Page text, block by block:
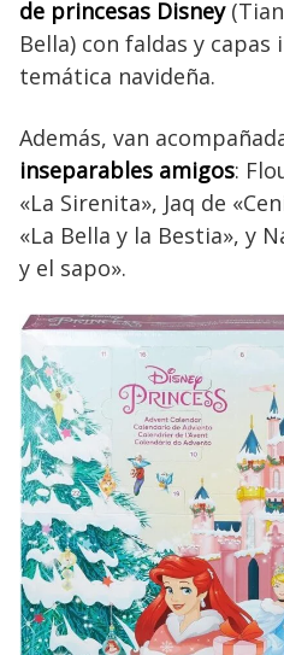
de princesas Disney
Bella) con faldas y
temática navideña.
Además, van
inseparables amigos:
«La Sirenita», Jaq de
«La Bella y la Bestia», y
y el sapo».